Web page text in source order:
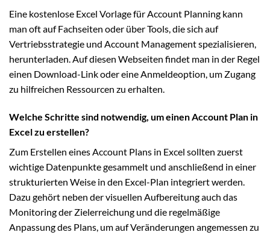
Eine kostenlose Excel Vorlage für Account Planning kann
man oft auf Fachseiten oder über Tools, die sich auf
Vertriebsstrategie und Account Management spezialisieren,
herunterladen. Auf diesen Webseiten findet man in der Regel
einen Download-Link oder eine Anmeldeoption, um Zugang
zu hilfreichen Ressourcen zu erhalten.
Welche Schritte sind notwendig, um einen Account Plan in
Excel zu erstellen?
Zum Erstellen eines Account Plans in Excel sollten zuerst
wichtige Datenpunkte gesammelt und anschließend in einer
strukturierten Weise in den Excel-Plan integriert werden.
Dazu gehört neben der visuellen Aufbereitung auch das
Monitoring der Zielerreichung und die regelmäßige
Anpassung des Plans, um auf Veränderungen angemessen zu